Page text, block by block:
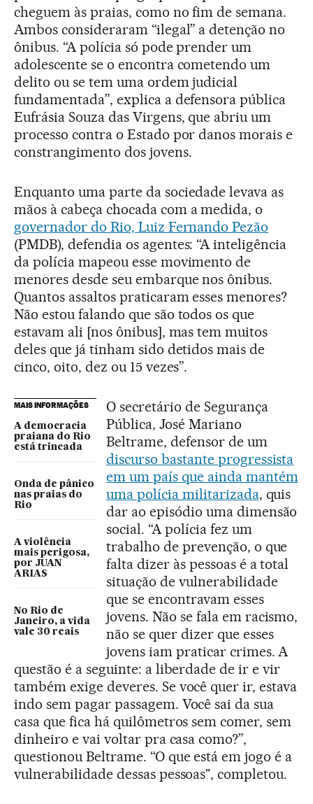
cheguem às praias, como no fim de semana.
Ambos consideraram “ilegal” a detenção no
ônibus. “A polícia só pode prender um
adolescente se o encontra cometendo um
delito ou se tem uma ordem judicial
fundamentada”, explica a defensora pública
Eufrásia Souza das Virgens, que abriu um
processo contra o Estado por danos morais e
constrangimento dos jovens.
Enquanto uma parte da sociedade levava as
mãos à cabeça chocada com a medida, o
governador do Rio, Luiz Fernando Pezão
(PMDB), defendia os agentes: “A inteligência
da polícia mapeou esse movimento de
menores desde seu embarque nos ônibus.
Quantos assaltos praticaram esses menores?
Não estou falando que são todos os que
estavam ali [nos ônibus], mas tem muitos
deles que já tinham sido detidos mais de
cinco, oito, dez ou 15 vezes”.
MAIS INFORMAÇÕES
A democracia
praiana do Rio
está trincada
Onda de pânico
nas praias do
Rio
A violência
mais perigosa,
por JUAN
ARIAS
No Rio de
Janeiro, a vida
vale 30 reais
O secretário de Segurança
Pública, José Mariano
Beltrame, defensor de um
discurso bastante progressista
em um país que ainda mantém
uma polícia militarizada, quis
dar ao episódio uma dimensão
social. “A polícia fez um
trabalho de prevenção, o que
falta dizer às pessoas é a total
situação de vulnerabilidade
que se encontravam esses
jovens. Não se fala em racismo,
não se quer dizer que esses
jovens iam praticar crimes. A
questão é a seguinte: a liberdade de ir e vir
também exige deveres. Se você quer ir, estava
indo sem pagar passagem. Você sai da sua
casa que fica há quilômetros sem comer, sem
dinheiro e vai voltar pra casa como?”,
questionou Beltrame. “O que está em jogo é a
vulnerabilidade dessas pessoas", completou.